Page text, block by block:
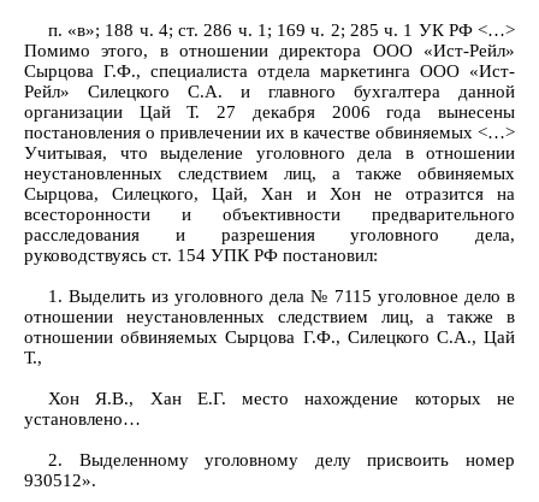
п. «в»; 188 ч. 4; ст. 286 ч. 1; 169 ч. 2; 285 ч. 1 УК РФ <…>
Помимо этого, в отношении директора ООО «Ист-Рейл»
Сырцова Г.Ф., специалиста отдела маркетинга ООО «Ист-
Рейл» Силецкого С.А. и главного бухгалтера данной
организации Цай Т. 27 декабря 2006 года вынесены
постановления о привлечении их в качестве обвиняемых <…>
Учитывая, что выделение уголовного дела в отношении
неустановленных следствием лиц, а также обвиняемых
Сырцова, Силецкого, Цай, Хан и Хон не отразится на
всесторонности и объективности предварительного
расследования и разрешения уголовного дела,
руководствуясь ст. 154 УПК РФ постановил:
1. Выделить из уголовного дела № 7115 уголовное дело в
отношении неустановленных следствием лиц, а также в
отношении обвиняемых Сырцова Г.Ф., Силецкого С.А., Цай
Т.,
Хон Я.В., Хан Е.Г. место нахождение которых не
установлено…
2. Выделенному уголовному делу присвоить номер
930512».